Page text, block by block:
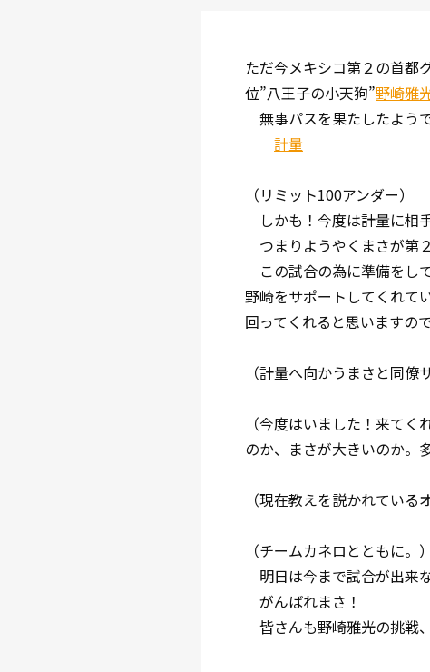
ただ今メキシコ第２の首都
位”八王子の小天狗”野崎雅
無事パスを果たしたよう
計量
（リミット100アンダー）
しかも！今度は計量に相
つまりようやくまさが第
この試合の為に準備をし
野崎をサポートしてくれて
回ってくれると思いますの
（計量へ向かうまさと同
（今度はいました！来て
のか、まさが大きいのか。
（現在教えを説かれている
（チームカネロとともに。）
明日は今まで試合が出来
がんばれまさ！
皆さんも野崎雅光の挑戦